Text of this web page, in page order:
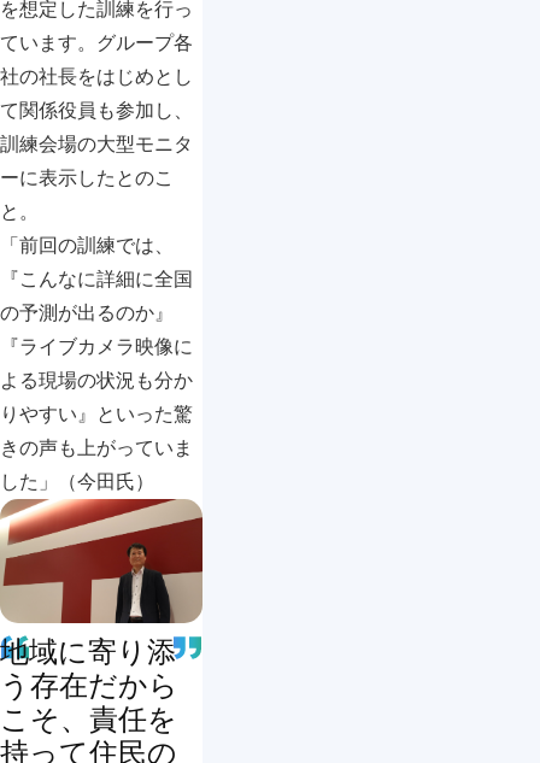
を想定した訓練を行っ
ています。グループ各
社の社長をはじめとし
て関係役員も参加し、
訓練会場の大型モニタ
ーに表示したとのこ
と。
「前回の訓練では、
『こんなに詳細に全国
の予測が出るのか』
『ライブカメラ映像に
よる現場の状況も分か
りやすい』といった驚
きの声も上がっていま
した」（今田氏）
地域に寄り添
う存在だから
こそ、責任を
持って住民の